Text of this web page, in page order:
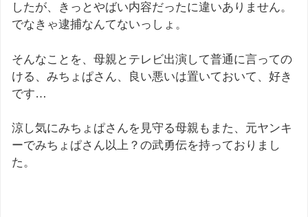
したが、きっとやばい内容だったに違いありません。
でなきゃ逮捕なんてないっしょ。
そんなことを、母親とテレビ出演して普通に言っての
ける、みちょぱさん、良い悪いは置いておいて、好き
です…
涼し気にみちょぱさんを見守る母親もまた、元ヤンキ
ーでみちょぱさん以上？の武勇伝を持っておりまし
た。